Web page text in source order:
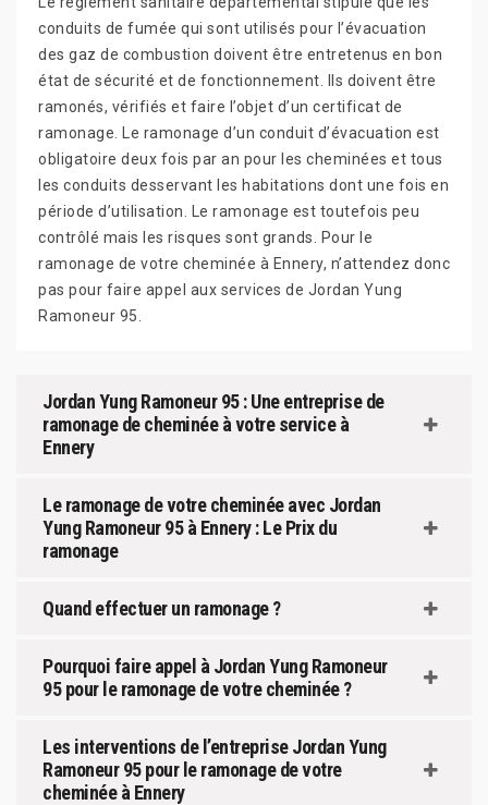
conduits de fumée qui sont utilisés pour l’évacuation
des gaz de combustion doivent être entretenus en bon
état de sécurité et de fonctionnement. Ils doivent être
ramonés, vérifiés et faire l’objet d’un certificat de
ramonage. Le ramonage d’un conduit d’évacuation est
obligatoire deux fois par an pour les cheminées et tous
les conduits desservant les habitations dont une fois en
période d’utilisation. Le ramonage est toutefois peu
contrôlé mais les risques sont grands. Pour le
ramonage de votre cheminée à Ennery, n’attendez donc
pas pour faire appel aux services de Jordan Yung
Ramoneur 95.
Jordan Yung Ramoneur 95 : Une entreprise de
ramonage de cheminée à votre service à
Ennery
Le ramonage de votre cheminée avec Jordan
Yung Ramoneur 95 à Ennery : Le Prix du
ramonage
Quand effectuer un ramonage ?
Pourquoi faire appel à Jordan Yung Ramoneur
95 pour le ramonage de votre cheminée ?
Les interventions de l’entreprise Jordan Yung
Ramoneur 95 pour le ramonage de votre
cheminée à Ennery